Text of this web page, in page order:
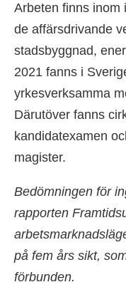
Arbeten finns inom
de affärsdrivande
stadsbyggnad,
2021 fanns i
yrkesverksamma
Därutöver fanns
kandidatexamen
magister.
Bedömningen för
rapporten
på fem års sikt,
förbunden.